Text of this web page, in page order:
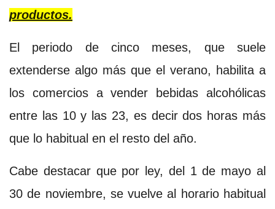
productos.
El periodo de cinco meses, que suele
extenderse algo más que el verano, habilita a
los comercios a vender bebidas alcohólicas
entre las 10 y las 23, es decir dos horas más
que lo habitual en el resto del año.
Cabe destacar que por ley, del 1 de mayo al
30 de noviembre, se vuelve al horario habitual